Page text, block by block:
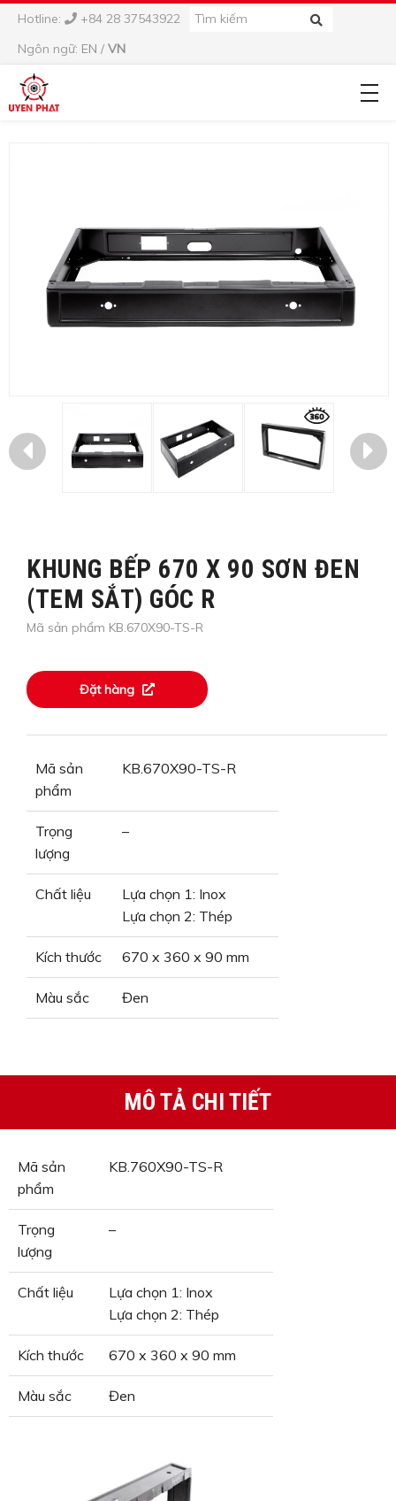
Hotline:
+84 28 37543922
Ngôn ngữ: EN / VN
KHUNG BẾP 670 X 90 SƠN ĐEN
(TEM SẮT) GÓC R
Mã sản phẩm KB.670X90-TS-R
Đặt hàng
Mã sản
phẩm
KB.670X90-TS-R
Trọng
lượng
–
Chất liệu
Lựa chọn 1: Inox
Lựa chọn 2: Thép
Kích thước 670 x 360 x 90 mm
Màu sắc Đen
MÔ TẢ CHI TIẾT
Mã sản
phẩm
KB.760X90-TS-R
Trọng
lượng
–
Chất liệu
Lựa chọn 1: Inox
Lựa chọn 2: Thép
Kích thước 670 x 360 x 90 mm
Màu sắc Đen